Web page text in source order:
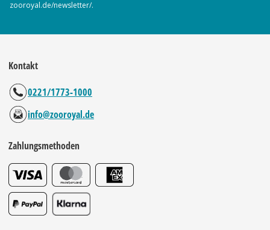
zooroyal.de/newsletter/.
Kontakt
0221/1773-1000
info@zooroyal.de
Zahlungsmethoden